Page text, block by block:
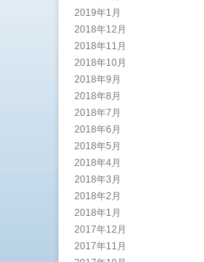
2019年1月
2018年12月
2018年11月
2018年10月
2018年9月
2018年8月
2018年7月
2018年6月
2018年5月
2018年4月
2018年3月
2018年2月
2018年1月
2017年12月
2017年11月